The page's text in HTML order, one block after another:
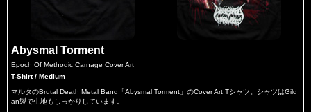
Abysmal Torment
Epoch Of Methodic Carnage Cover Art
T-Shirt / Medium
マルタのBrutal Death Metal Band「Abysmal Torment」のCover Art Tシャツ。シャツはGild
an製で生地もしっかりしています。